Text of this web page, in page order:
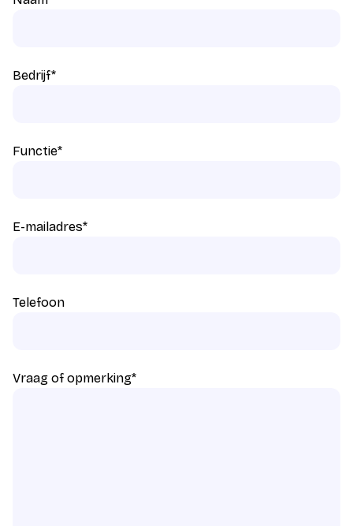
Bedrijf*
Functie*
E-mailadres*
Telefoon
Vraag of opmerking*